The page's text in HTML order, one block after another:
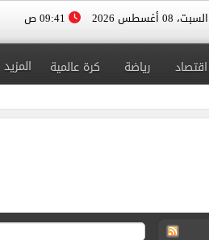
السبت، 08 أغسطس 2026
اقتصاد رياضة كرة عالمية المزيد